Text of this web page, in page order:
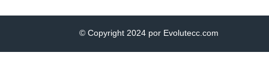
© Copyright 2024 por Evolutecc.com